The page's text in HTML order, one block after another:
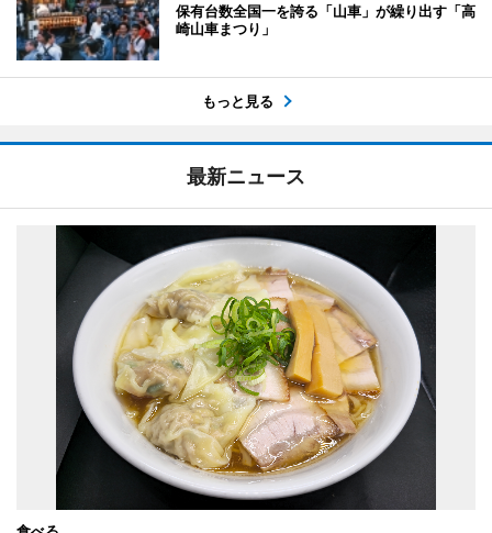
保有台数全国一を誇る「山車」が繰り出す「高
崎山車まつり」
もっと見る
最新ニュース